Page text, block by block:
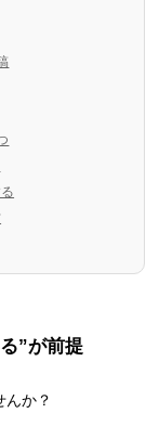
”が前提
か？